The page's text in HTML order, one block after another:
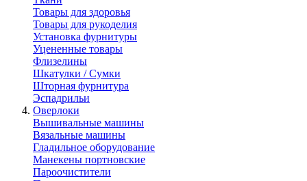
Товары для здоровья
Товары для рукоделия
Установка фурнитуры
Уцененные товары
Флизелины
Шкатулки / Сумки
Шторная фурнитура
Эспадрильи
Оверлоки
Вышивальные машины
Вязальные машины
Гладильное оборудование
Манекены портновские
Пароочистители